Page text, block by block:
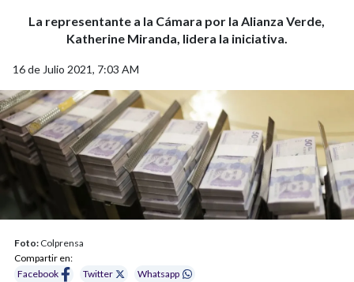
La representante a la Cámara por la Alianza Verde,
Katherine Miranda, lidera la iniciativa.
16 de Julio 2021, 7:03 AM
Foto: Colprensa
Compartir en:
Facebook
Twitter Whatsapp